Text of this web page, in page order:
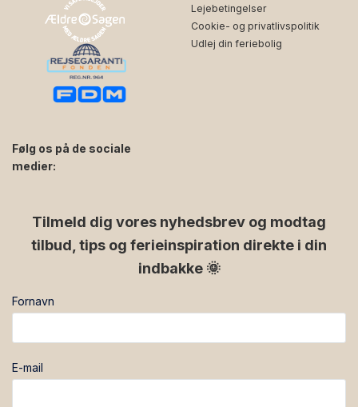
Følg os på de sociale
medier:
Lejebetingelser
Cookie- og privatlivspolitik
Udlej din feriebolig
Tilmeld dig vores nyhedsbrev og modtag
tilbud, tips og ferieinspiration direkte i din
indbakke 🌞
Fornavn
E-mail